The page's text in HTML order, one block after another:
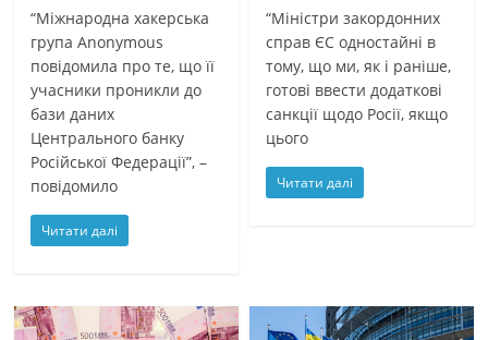
“Міжнародна хакерська
група Anonymous
повідомила про те, що її
учасники проникли до
бази даних
Центрального банку
Російської Федерації”, –
повідомило
Читати далі
“Міністри закордонних
справ ЄС одностайні в
тому, що ми, як і раніше,
готові ввести додаткові
санкції щодо Росії, якщо
цього
Читати далі